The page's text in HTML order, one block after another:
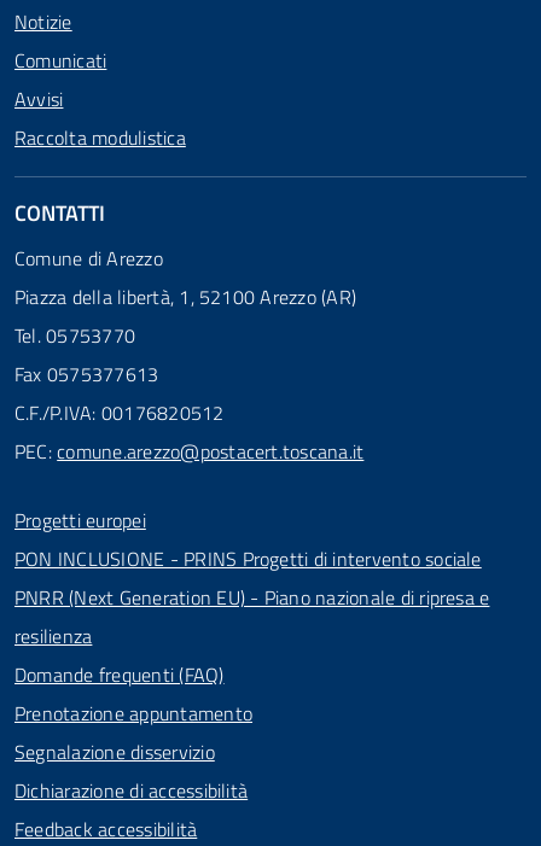
Notizie
Comunicati
Avvisi
Raccolta modulistica
CONTATTI
Comune di Arezzo
Piazza della libertà, 1, 52100 Arezzo (AR)
Tel. 05753770
Fax 0575377613
C.F./P.IVA: 00176820512
PEC:comune.arezzo@postacert.toscana.it
Progetti europei
PON INCLUSIONE - PRINS Progetti di intervento sociale
PNRR (Next Generation EU) - Piano nazionale di ripresa e
resilienza
Domande frequenti (FAQ)
Prenotazione appuntamento
Segnalazione disservizio
Dichiarazione di accessibilità
Feedback accessibilità